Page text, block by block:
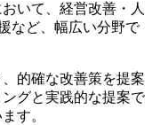
いて、経営改善・人
など、幅広い分野で
的確な改善策を提案
グと実践的な提案で
す。